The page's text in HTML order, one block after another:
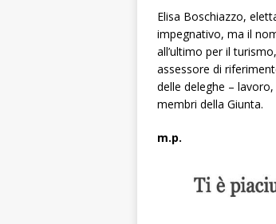
Elisa Boschiazzo,
impegnativo, ma il
all’ultimo per il
assessore di
delle deleghe –
membri della Giunta.
m.p.